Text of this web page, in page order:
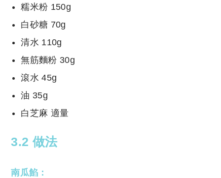
糯米粉 150g
白砂糖 70g
清水 110g
無筋麵粉 30g
滾水 45g
油 35g
白芝麻 適量
3.2 做法
南瓜餡：